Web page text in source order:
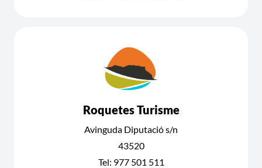
Roquetes Turisme
Avinguda Diputació s/n
43520
Tel: 977 501 511